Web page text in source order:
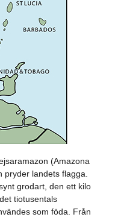
(Amazona
pryder landets flagga.
grodart, den ett kilo
tiotusentals
som föda. Från